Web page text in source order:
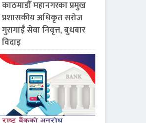
काठमाडौँ महानगरका प्रमुख
प्रशासकीय अधिकृत सरोज
गुरागाईँ सेवा निवृत्त, बुधबार
विदाइ